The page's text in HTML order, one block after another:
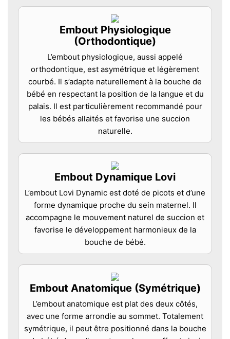
Embout Physiologique
(Orthodontique)
L’embout physiologique, aussi appelé
orthodontique, est asymétrique et légèrement
courbé. Il s’adapte naturellement à la bouche de
bébé en respectant la position de la langue et du
palais. Il est particulièrement recommandé pour
les bébés allaités et favorise une succion
naturelle.
Embout Dynamique Lovi
L’embout Lovi Dynamic est doté de picots et d’une
forme dynamique proche du sein maternel. Il
accompagne le mouvement naturel de succion et
favorise le développement harmonieux de la
bouche de bébé.
Embout Anatomique (Symétrique)
L’embout anatomique est plat des deux côtés,
avec une forme arrondie au sommet. Totalement
symétrique, il peut être positionné dans la bouche